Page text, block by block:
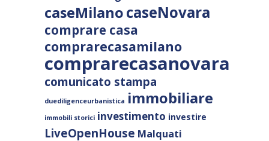
caseMilanocaseNovara
comprare casa
comprarecasamilano
comprarecasanovara
comunicato stampa
duediligenceurbanistica immobiliare
immobili storici investimento investire
LiveOpenHouse Malquati